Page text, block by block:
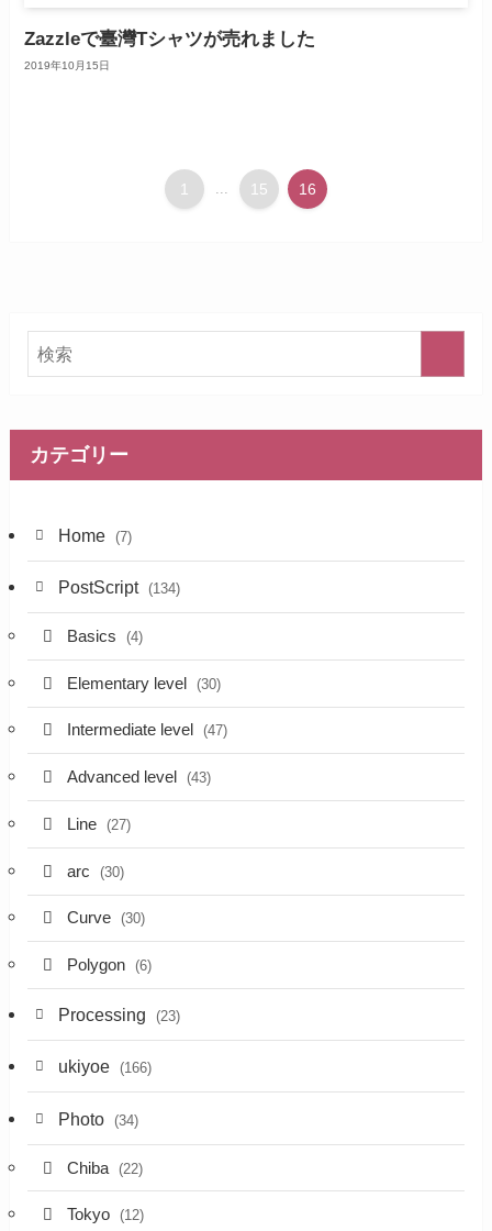
Zazzleで臺灣Tシャツが売れました
2019年10月15日
1 15 16
カテゴリー
Home (7)
PostScript (134)
Basics (4)
Elementary level (30)
Intermediate level (47)
Advanced level (43)
Line (27)
arc (30)
Curve (30)
Polygon (6)
Processing (23)
ukiyoe (166)
Photo (34)
Chiba (22)
Tokyo (12)